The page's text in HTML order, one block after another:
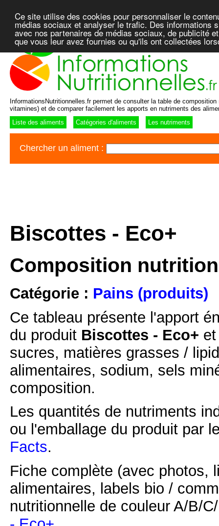
Ce site utilise des cookies pour personnaliser le
médias sociaux et analyser le trafic. Des informations
avec nos partenaires de médias sociaux, de publicité
que vous leur avez fournies ou qu'ils ont collectées
InformationsNutritionnelles.fr permet de consulter la table de
vitamines) et de comparer facilement les apports en nutriments des
Liste des aliments
Catégories d'aliments Les nutriments
Chercher un aliment :
Biscottes - Eco+
Composition
Catégorie : Pains (produits)
Ce tableau présente l'apport
du produit Biscottes - Eco+
sucres, matières grasses /
alimentaires, sodium, sels
composition.
Les quantités de nutriments
ou l'emballage du produit par
Facts.
Fiche complète (avec photos,
alimentaires, labels bio /
nutritionnelle de couleur A/B/